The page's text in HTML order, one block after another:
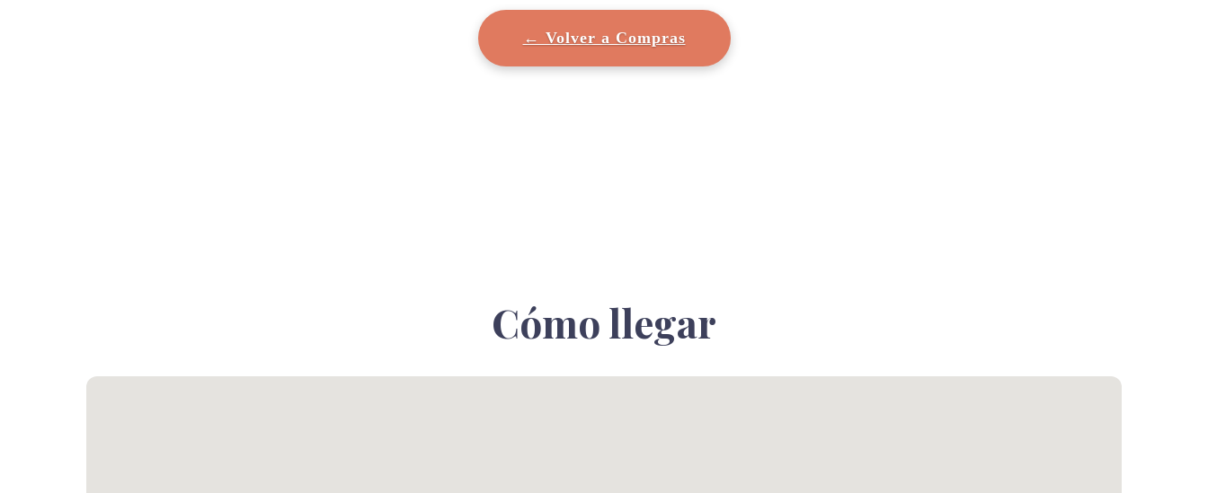
← Volver a Compras
Cómo llegar